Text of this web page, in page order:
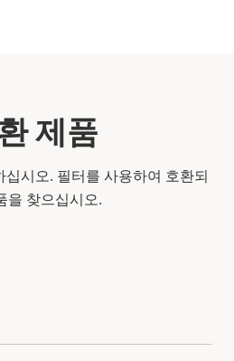
제품
시오. 필터를 사용하여 호환되
을 찾으십시오.